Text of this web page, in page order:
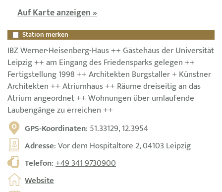
Auf Karte anzeigen »
Station merken
IBZ Werner-Heisenberg-Haus ++ Gästehaus der Universität
Leipzig ++ am Eingang des Friedensparks gelegen ++
Fertigstellung 1998 ++ Architekten Burgstaller + Künstner
Architekten ++ Atriumhaus ++ Räume dreiseitig an das
Atrium angeordnet ++ Wohnungen über umlaufende
Laubengänge zu erreichen ++
GPS-Koordinaten: 51.33129, 12.3954
Adresse: Vor dem Hospitaltore 2, 04103 Leipzig
Telefon:+49 341 9730900
Website